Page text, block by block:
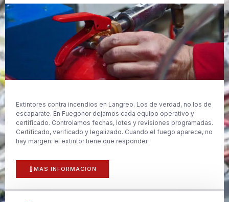
Extintores contra incendios en Langreo. Los de verdad, no los de
escaparate. En Fuegonor dejamos cada equipo operativo y
certificado. Controlamos fechas, lotes y revisiones programadas.
Certificado, verificado y legalizado. Cuando el fuego aparece, no
hay margen: el extintor tiene que responder.
MAS INFORMACIÓN